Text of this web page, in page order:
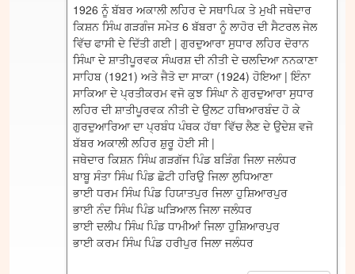
1926 ਨੂੰ ਬੱਬਰ ਅਕਾਲੀ ਲਹਿਰ ਦੇ ਸਥਾਪਿਕ ਤੇ ਮੁਖੀ ਜਥੇਦਾਰ
ਕਿਸ਼ਨ ਸਿੰਘ ਗੜਗੰਜ ਸਮੇਤ 6 ਬੱਬਰਾ ਨੂੰ ਲਾਹੋਰ ਦੀ ਸੈਟਰਲ ਜੇਲ
ਵਿੱਚ ਫਾਸੀ ਦੇ ਦਿੱਤੀ ਗਈ | ਗੁਰਦੁਆਰਾ ਸੁਧਾਰ ਲਹਿਰ ਦੋਰਾਨ
ਸਿੰਘਾ ਦੇ ਸ਼ਾਤੀਪੂਰਵਕ ਸੰਘਰਸ਼ ਦੀ ਨੀਤੀ ਦੇ ਚਲਦਿਆ ਨਨਕਾਣਾ
ਸਾਹਿਬ (1921) ਅਤੇ ਜੈਤੋ ਦਾ ਸਾਕਾ (1924) ਹੋਇਆ | ਇੰਨਾ
ਸਾਕਿਆ ਦੇ ਪ੍ਰਤੀਕਰਮ ਵਜੋ ਕੁਝ ਸਿੰਘਾ ਨੇ ਗੁਰਦੁਆਰਾ ਸੁਧਾਰ
ਲਹਿਰ ਦੀ ਸ਼ਾਤੀਪੂਰਵਕ ਨੀਤੀ ਦੇ ਉਲਟ ਹਥਿਆਰਬੰਦ ਹੋ ਕੇ
ਗੁਰਦੁਆਰਿਆ ਦਾ ਪ੍ਰਬੰਧ ਪੰਥਕ ਹੱਥਾ ਵਿੱਚ ਲੈਣ ਦੇ ਉਦੇਸ਼ ਵਜੋ
ਬੱਬਰ ਅਕਾਲੀ ਲਹਿਰ ਸ਼ੁਰੂ ਹੋਈ ਸੀ |
ਜਥੇਦਾਰ ਕਿਸ਼ਨ ਸਿੰਘ ਗੜਗੱਜ ਪਿੰਡ ਬੜਿੰਗ ਜਿਲਾ ਜਲੰਧਰ
ਬਾਬੂ ਸੰਤਾ ਸਿੰਘ ਪਿੰਡ ਛੋਟੀ ਹਰਿਉ ਜਿਲਾ ਲੁਧਿਆਣਾ
ਭਾਈ ਧਰਮ ਸਿੰਘ ਪਿੰਡ ਹਿਯਾਤਪੁਰ ਜਿਲਾ ਹੁਸ਼ਿਆਰਪੁਰ
ਭਾਈ ਨੰਦ ਸਿੰਘ ਪਿੰਡ ਘੜਿਆਲ ਜਿਲਾ ਜਲੰਧਰ
ਭਾਈ ਦਲੀਪ ਸਿੰਘ ਪਿੰਡ ਧਾਮੀਆਂ ਜਿਲਾ ਹੁਸ਼ਿਆਰਪੁਰ
ਭਾਈ ਕਰਮ ਸਿੰਘ ਪਿੰਡ ਹਰੀਪੁਰ ਜਿਲਾ ਜਲੰਧਰ